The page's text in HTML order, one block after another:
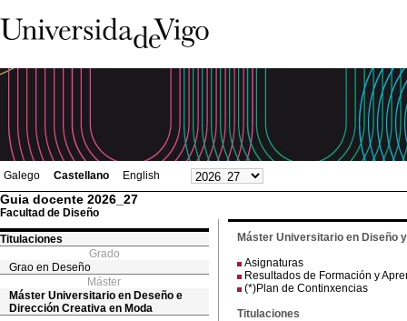
Galego Castellano English
Guia docente 2026_27
Facultad de Diseño
Titulaciones
Grado
Grao en Deseño
Máster
Máster Universitario en Deseño e
Dirección Creativa en Moda
Máster Universitario en Diseño
Asignaturas
Resultados de Formación y
(*)Plan de Continxencias
Titulaciones